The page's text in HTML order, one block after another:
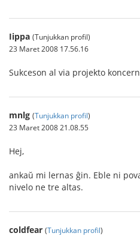
Iippa (Tunjukkan profil)
23 Maret 2008 17.56.16
Sukceson al via projekto
mnlg (Tunjukkan profil)
23 Maret 2008 21.08.55
Hej,
ankaŭ mi lernas ĝin. Eble ni
nivelo ne tre altas.
coldfear (Tunjukkan profil)